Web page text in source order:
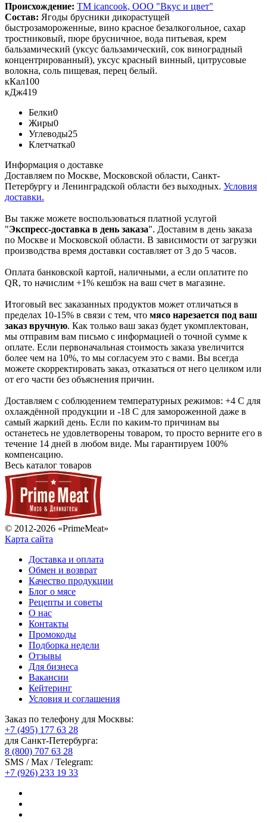
Происхождение: ТМ icancook, ООО "Вкус и цвет"
Состав: Ягоды брусники дикорастущей
быстрозамороженные, вино красное безалкогольное, сахар
тростниковый, пюре брусничное, вода питьевая, крем
бальзамический (уксус бальзамический, сок виноградный
концентрированный), уксус красный винный, цитрусовые
волокна, соль пищевая, перец белый.
кКал100
кДж419
Белки0
Жиры0
Углеводы25
Клетчатка0
Информация о доставке
Доставляем по Москве, Московской области, Санкт-
Петербургу и Ленинградской области без выходных. Условия
доставки.
Вы также можете воспользоваться платной услугой
"Экспресс-доставка в день заказа". Доставим в день заказа
по Москве и Московской области. В зависимости от загрузки
производства время доставки составляет от 3 до 5 часов.
Оплата банковской картой, наличными, а если оплатите по
QR, то начислим +1% кешбэк на ваш счет в магазине.
Итоговый вес заказанных продуктов может отличаться в
пределах 10-15% в связи с тем, что мясо нарезается под ваш
заказ вручную. Как только ваш заказ будет укомплектован,
мы отправим вам письмо с информацией о точной сумме к
оплате. Если первоначальная стоимость заказа увеличится
более чем на 10%, то мы согласуем это с вами. Вы всегда
можете скорректировать заказ, отказаться от него целиком или
от его части без объяснения причин.
Доставляем с соблюдением температурных режимов: +4 С для
охлаждённой продукции и -18 С для замороженной даже в
самый жаркий день. Если по каким-то причинам вы
останетесь не удовлетворены товаром, то просто верните его в
течение 14 дней в любом виде. Мы гарантируем 100%
компенсацию.
Весь каталог товаров
© 2012-2026 «PrimeMeat»
Карта сайта
Доставка и оплата
Обмен и возврат
Качество продукции
Блог о мясе
Рецепты и советы
О нас
Контакты
Промокоды
Подборка недели
Отзывы
Для бизнеса
Вакансии
Кейтеринг
Условия и соглашения
Заказ по телефону для Москвы:
+7 (495) 177 63 28
для Санкт-Петербурга:
8 (800) 707 63 28
SMS / Max / Telegram:
+7 (926) 233 19 33